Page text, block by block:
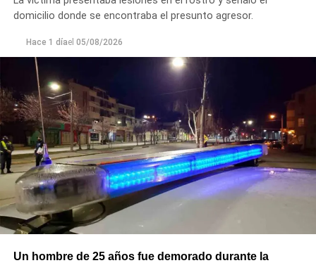
que dispuso las medidas a seguir.
Finalmente, el hombre quedó detenido en el marco de
una causa por los presuntos delitos de daños y
desobediencia judicial
, mientras avanzan las
actuaciones y la verificación de la medida de restricción
de acercamiento señalada por la víctima.
domicilio donde se encontraba el presunto agresor.
Hace 1 díael 05/08/2026
Un hombre de 25 años fue demorado durante la